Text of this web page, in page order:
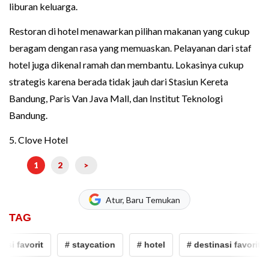
liburan keluarga.
Restoran di hotel menawarkan pilihan makanan yang cukup
beragam dengan rasa yang memuaskan. Pelayanan dari staf
hotel juga dikenal ramah dan membantu. Lokasinya cukup
strategis karena berada tidak jauh dari Stasiun Kereta
Bandung, Paris Van Java Mall, dan Institut Teknologi
Bandung.
5. Clove Hotel
1 2 >
Atur, Baru Temukan
TAG
favorit # staycation # hotel # destinasi favorit